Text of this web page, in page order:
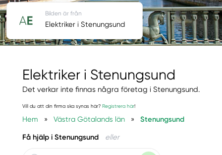
Elektriker i Stenungsund
Det verkar inte finnas några företag i Stenungsund.
Vill du att din firma ska synas här? Registrera här!
Hem » Västra Götalands län » Stenungsund
Få hjälp i Stenungsund eller
Bilden är från
Elektriker i Stenungsund